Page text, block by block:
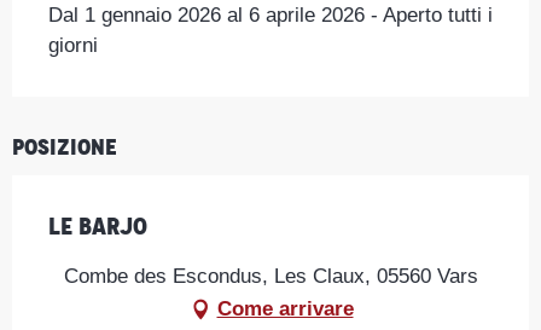
Dal 1 gennaio 2026 al 6 aprile 2026 - Aperto tutti i
giorni
Posizione
Le Barjo
Combe des Escondus, Les Claux, 05560 Vars
Come arrivare